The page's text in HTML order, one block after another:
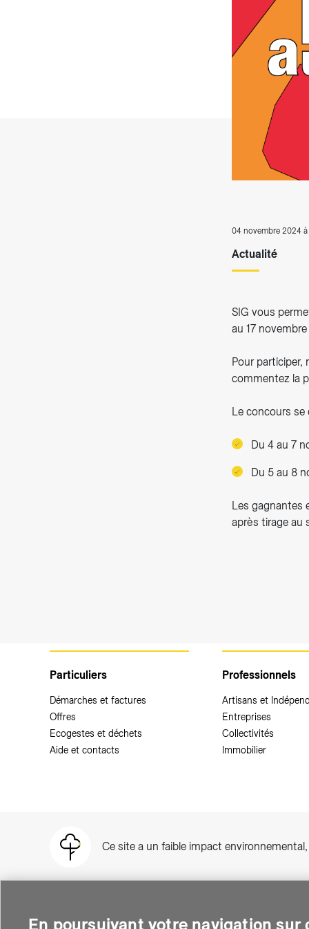
En poursuivant votre navigation sur
04 novembre 2024 à
Actualité
SIG vous
au 17
Pour participer,
commentez la
Le concours se
Du 4 au 7
Du 5 au 8
Les gagnantes
après tirage au
Particuliers
Démarches et factures
Offres
Ecogestes et déchets
Aide et contacts
Professionnels
Artisans et
Entreprises
Collectivités
Immobilier
Ce site a un faible impact